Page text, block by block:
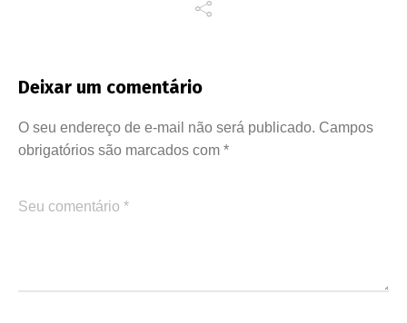
Deixar um comentário
O seu endereço de e-mail não será publicado. Campos
obrigatórios são marcados com *